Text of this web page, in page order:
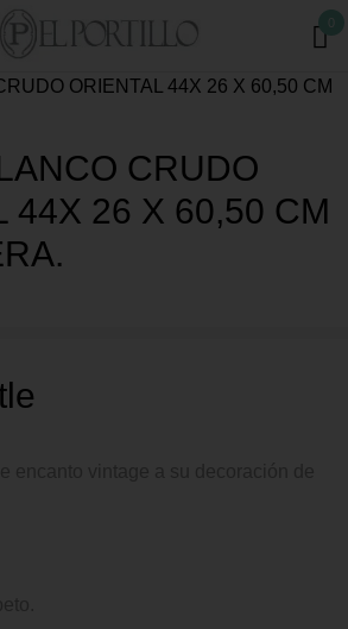
CRUDO
44X 26 X 60,50 CM